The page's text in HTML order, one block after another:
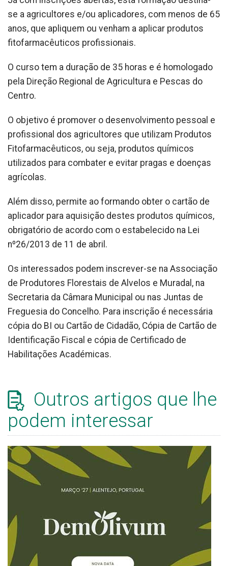
se a agricultores e/ou aplicadores, com menos de 65
anos, que apliquem ou venham a aplicar produtos
fitofarmacêuticos profissionais.
O curso tem a duração de 35 horas e é homologado
pela Direção Regional de Agricultura e Pescas do
Centro.
O objetivo é promover o desenvolvimento pessoal e
profissional dos agricultores que utilizam Produtos
Fitofarmacêuticos, ou seja, produtos químicos
utilizados para combater e evitar pragas e doenças
agrícolas.
Além disso, permite ao formando obter o cartão de
aplicador para aquisição destes produtos químicos,
obrigatório de acordo com o estabelecido na Lei
nº26/2013 de 11 de abril.
Os interessados podem inscrever-se na Associação
de Produtores Florestais de Alvelos e Muradal, na
Secretaria da Câmara Municipal ou nas Juntas de
Freguesia do Concelho. Para inscrição é necessária
cópia do BI ou Cartão de Cidadão, Cópia de Cartão de
Identificação Fiscal e cópia de Certificado de
Habilitações Académicas.
Outros artigos que lhe
podem interessar